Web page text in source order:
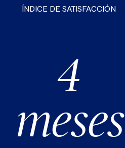
ÍNDICE DE SATISFACCIÓN
4
meses